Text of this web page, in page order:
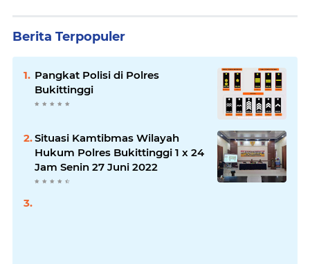
Berita Terpopuler
Pangkat Polisi di Polres
Bukittinggi
Situasi Kamtibmas Wilayah
Hukum Polres Bukittinggi 1 x 24
Jam Senin 27 Juni 2022